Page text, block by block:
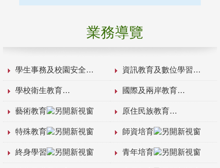
業務導覽
學生事務及校園安全 資訊教育及數位學習
學校衛生教育 國際及兩岸教育
藝術教育 原住民族教育
特殊教育 師資培育
終身學習 青年培育